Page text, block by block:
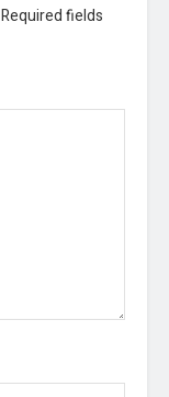
Required fields